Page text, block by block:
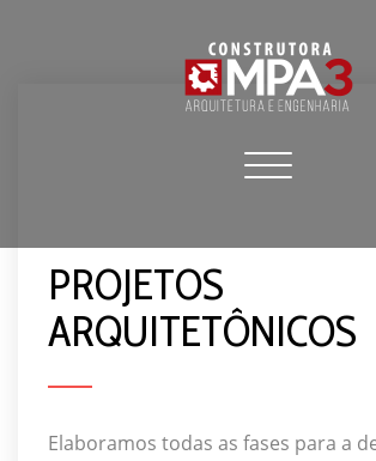
Mpa3 Engenharia
Site Oficial
Toggle
PROJETOS
ARQUITETÔNICOS
Elaboramos todas as fases para a